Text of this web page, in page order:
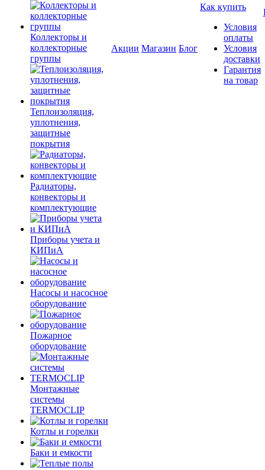
Коллекторы и
коллекторные
группы
Теплоизоляция,
уплотнения,
защитные
покрытия
Радиаторы,
конвекторы и
комплектующие
Приборы учета и
КИПиА
Насосы и насосное
оборудование
Пожарное
оборудование
Монтажные
системы
TERMOCLIP
Котлы и горелки
Баки и емкости
Акции Магазин Блог
Как купить
Условия
оплаты
Условия
доставки
Гарантия
на товар